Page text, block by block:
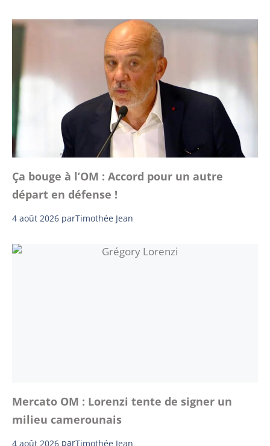
Ça bouge à l’OM : Accord pour un autre
départ en défense !
4 août 2026 parTimothée Jean
Mercato OM : Lorenzi tente de signer un
milieu camerounais
4 août 2026 parTimothée Jean